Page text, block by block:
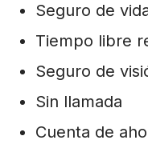
Seguro de
Tiempo libre
Seguro de
Sin llamada
Cuenta de